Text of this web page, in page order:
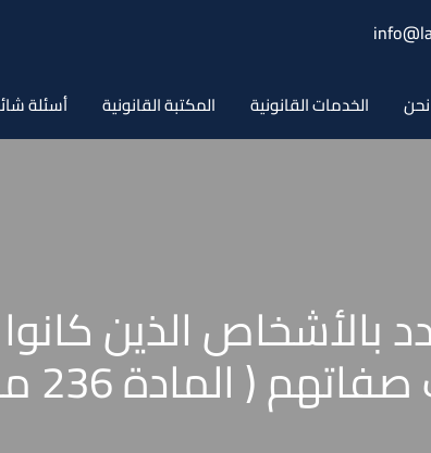
الخدمات القانونية المكتبة القانونية أسئلة
بالأشخاص الذين
المادة 236 مرافعات )